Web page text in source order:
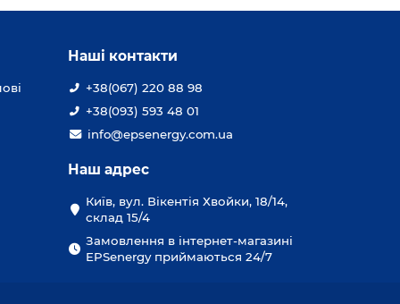
Наші контакти
+38(067) 220 88 98
+38(093) 593 48 01
info@epsenergy.com.ua
Наш адрес
Київ, вул. Вікентія Хвойки, 18/14,
склад 15/4
Замовлення в інтернет-магазині
EPSenergy приймаються 24/7